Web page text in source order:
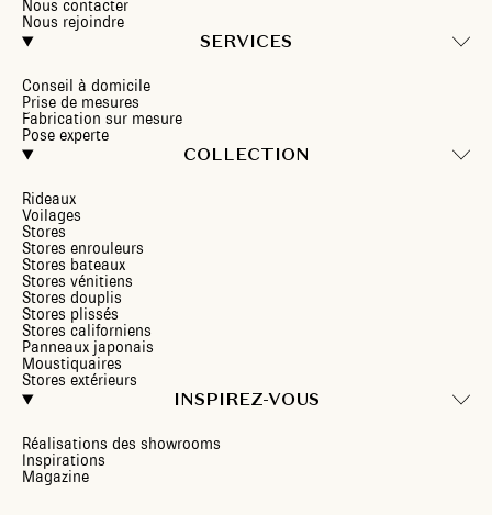
Nous contacter
Nous rejoindre
SERVICES
Conseil à domicile
Prise de mesures
Fabrication sur mesure
Pose experte
COLLECTION
Rideaux
Voilages
Stores
Stores enrouleurs
Stores bateaux
Stores vénitiens
Stores douplis
Stores plissés
Stores californiens
Panneaux japonais
Moustiquaires
Stores extérieurs
INSPIREZ-VOUS
Réalisations des showrooms
Inspirations
Magazine